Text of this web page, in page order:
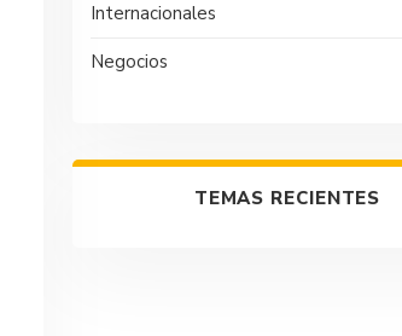
Internacionales
Negocios
TEMAS RECIENTES